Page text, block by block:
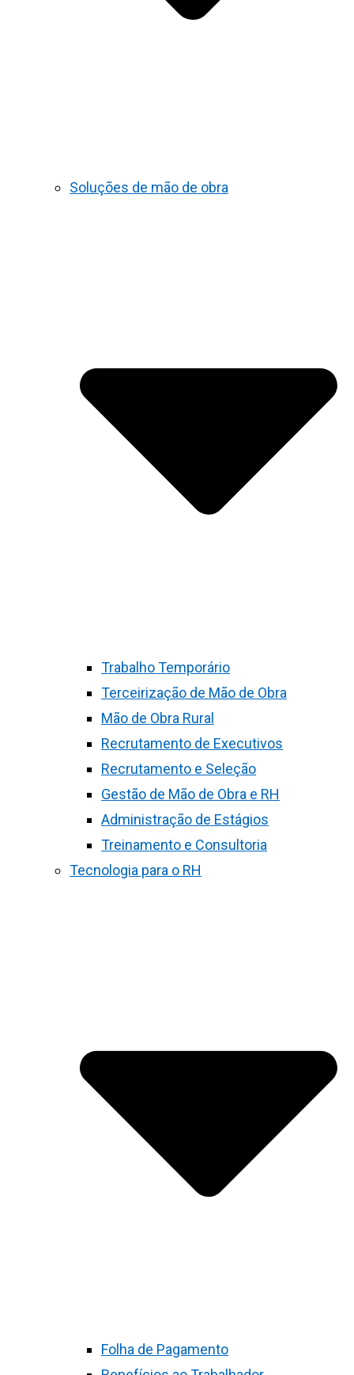
Soluções de mão de obra
Trabalho Temporário
Terceirização de Mão de Obra
Mão de Obra Rural
Recrutamento de Executivos
Recrutamento e Seleção
Gestão de Mão de Obra e RH
Administração de Estágios
Treinamento e Consultoria
Tecnologia para o RH
Folha de Pagamento